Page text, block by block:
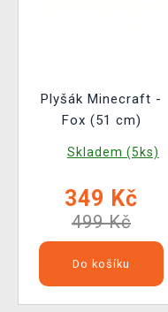
Plyšák Minecraft -
Fox (51 cm)
Skladem (5ks)
349 Kč
499 Kč
Do košíku